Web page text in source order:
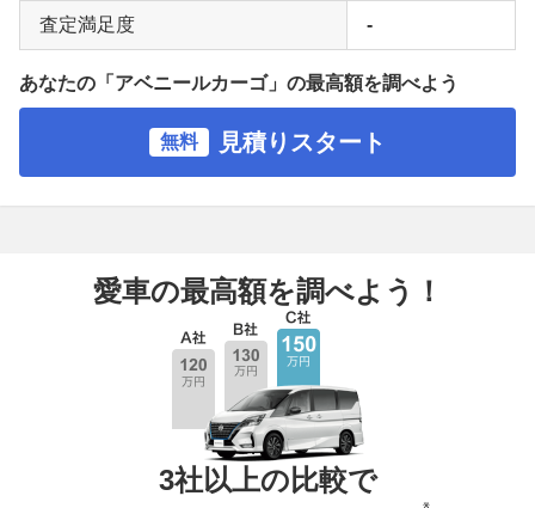
査定満足度 -
あなたの「アベニールカーゴ」の最高額を調べよう
無料 見積りスタート
愛車の最高額を調べよう！
3社以上の比較で